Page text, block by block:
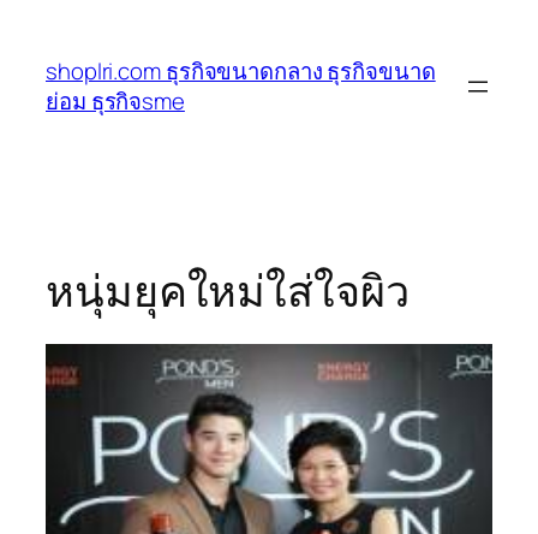
เนื้อหา
shoplri.com ธุรกิจขนาดกลาง ธุรกิจขนาด
ย่อม ธุรกิจsme
หนุ่มยุคใหม่ใส่ใจผิว